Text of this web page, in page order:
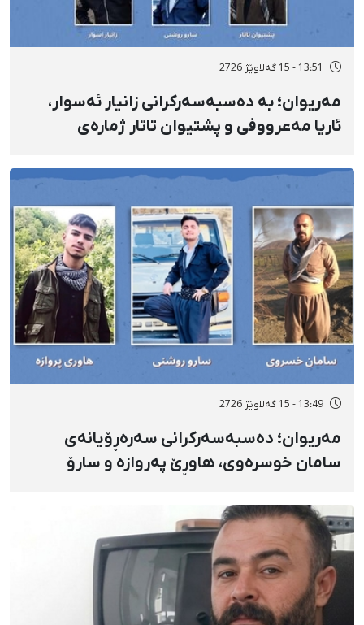
13:51 - 15 گەلاوێژ 2726
مەریوان؛ بە دەسبەسەرکرانی زانیار ئەسوار،
ئاریا مەعرووفی و پشتیوان تاتار ژمارەی
بۆ شەش کەس زیادی کرد
13:49 - 15 گەلاوێژ 2726
مەریوان؛ دەسبەسەرکرانی سەرەڕۆیانەی
سامان خوسرەوی، هاوڕێ پەروازە و سارۆ
گواستنەوەیان بۆ شوێنێکی نادیار